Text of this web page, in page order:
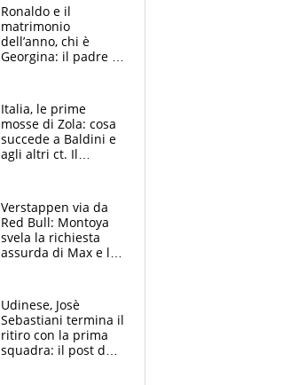
Ronaldo e il
matrimonio
dell’anno, chi è
Georgina: il padre in
social
Italia, le prime
mosse di Zola: cosa
succede a Baldini e
agli altri ct. Il
azzurri
Verstappen via da
Red Bull: Montoya
svela la richiesta
assurda di Max e lo
McLaren siano
meglio?”
Udinese, Josè
Sebastiani termina il
ritiro con la prima
squadra: il post del